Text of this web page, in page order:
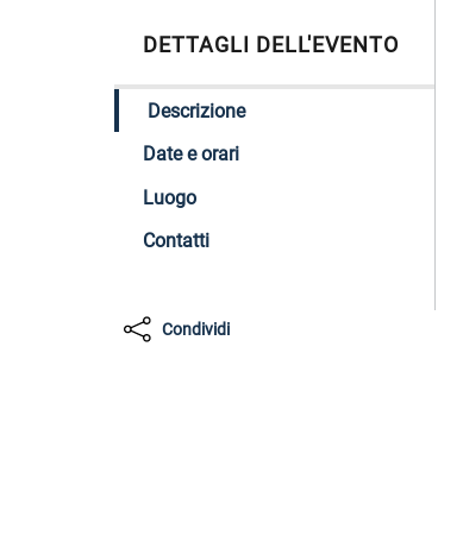
DETTAGLI DELL'EVENTO
Descrizione
Date e orari
Luogo
Contatti
Condividi